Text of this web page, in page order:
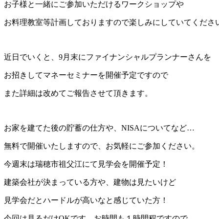
お子様と一緒にご参加いただけるワークショップや
お料理教室等計画しておりますので楽しみにしていてくださ
近日でいくと、9月末にファイナンシャルプランナーさんを
お招きしてマネーセミナーを開催予定ですので
また詳細は改めてご報告させて頂きます。
お家を建てた後の貯蓄の仕方や、NISAについてなど…
無料で開催いたしますので、お気軽にご参加ください。
今週末は瑞穂市祖父江にて見学会を開催予定！
建築会社が決まっている方や、建物は見たいけど
見学会だとハードルが高いなと感じていた方！